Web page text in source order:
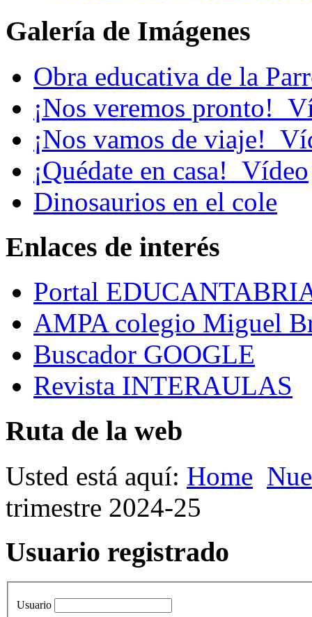
Galería de Imágenes
Obra educativa de la
¡Nos veremos
¡Nos vamos de
¡Quédate en casa!_Vídeo
Dinosaurios en el cole
Enlaces de interés
Portal
AMPA colegio Miguel
Buscador GOOGLE
Revista INTERAULAS
Ruta de la web
Usted está aquí: Home
trimestre 2024-25
Usuario registrado
Usuario